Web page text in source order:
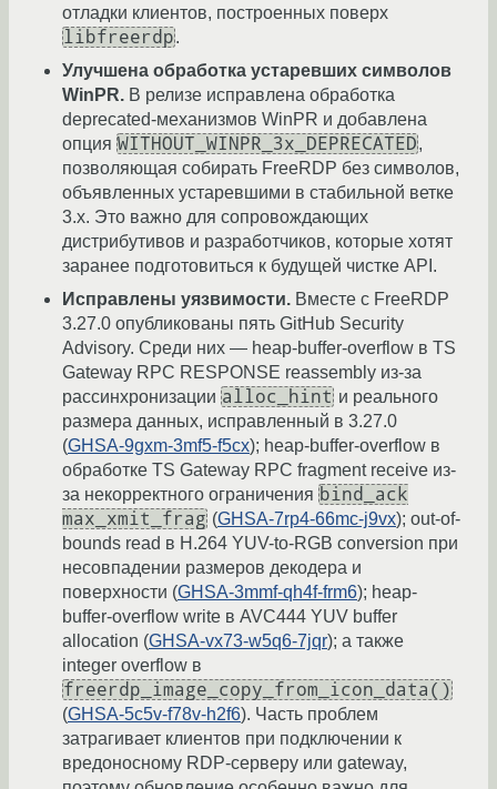
отладки клиентов, построенных поверх
libfreerdp.
Улучшена обработка устаревших символов
WinPR. В релизе исправлена обработка
deprecated-механизмов WinPR и добавлена
опция WITHOUT_WINPR_3x_DEPRECATED,
позволяющая собирать FreeRDP без символов,
объявленных устаревшими в стабильной ветке
3.x. Это важно для сопровождающих
дистрибутивов и разработчиков, которые хотят
заранее подготовиться к будущей чистке API.
Исправлены уязвимости. Вместе с FreeRDP
3.27.0 опубликованы пять GitHub Security
Advisory. Среди них — heap-buffer-overflow в TS
Gateway RPC RESPONSE reassembly из-за
рассинхронизации alloc_hint и реального
размера данных, исправленный в 3.27.0
(GHSA-9gxm-3mf5-f5cx); heap-buffer-overflow в
обработке TS Gateway RPC fragment receive из-
за некорректного ограничения bind_ack
max_xmit_frag (GHSA-7rp4-66mc-j9vx); out-of-
bounds read в H.264 YUV-to-RGB conversion при
несовпадении размеров декодера и
поверхности (GHSA-3mmf-qh4f-frm6); heap-
buffer-overflow write в AVC444 YUV buffer
allocation (GHSA-vx73-w5q6-7jqr); а также
integer overflow в
freerdp_image_copy_from_icon_data()
(GHSA-5c5v-f78v-h2f6). Часть проблем
затрагивает клиентов при подключении к
вредоносному RDP-серверу или gateway,